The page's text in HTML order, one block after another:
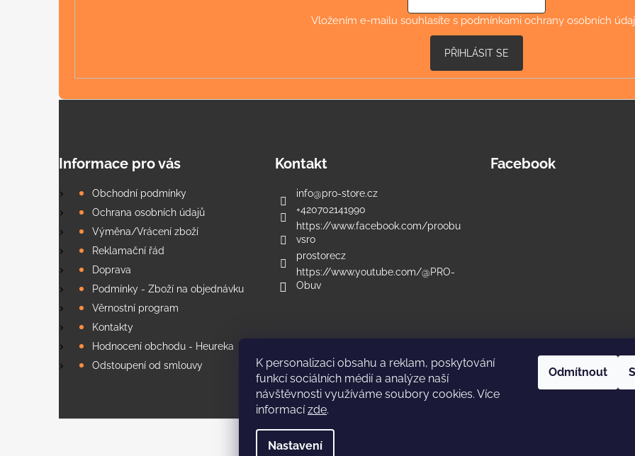
K personalizaci obsahu a reklam, poskytování
funkcí sociálních médií a analýze naší
návštěvnosti využíváme soubory cookies. Více
informacízde.
Nastavení
Odmítnout
Vložením e-mailu souhlasíte s podmínkami ochrany osobních
PŘIHLÁSIT SE
Informace pro vás
Obchodní podmínky
Ochrana osobních údajů
Výměna/Vrácení zboží
Reklamační řád
Doprava
Podmínky - Zboží na objednávku
Věrnostní program
Kontakty
Hodnocení obchodu - Heureka
Odstoupení od smlouvy
Kontakt
info@pro-store.cz
+420702141990
https://www.facebook.com/proobu
vsro
prostorecz
https://www.youtube.com/@PRO-
Obuv
Facebook
Copyright 2026